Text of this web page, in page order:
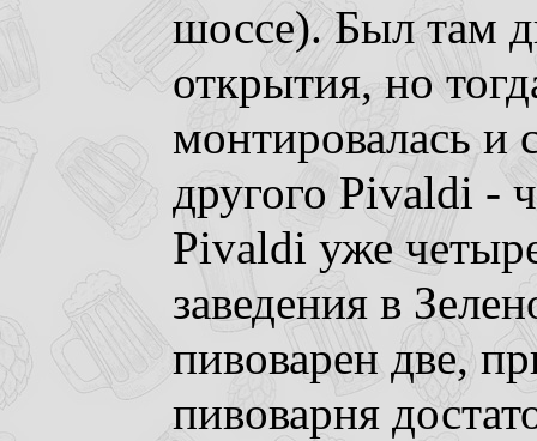
шоссе). Был там
открытия, но
монтировалась и
другого Pivaldi -
Pivaldi уже
заведения в
пивоварен две,
пивоварня